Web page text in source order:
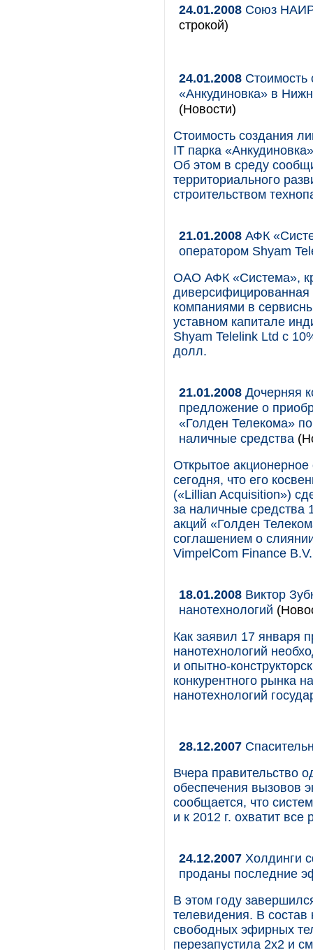
24.01.2008 Союз
строкой)
24.01.2008 Стоимость
«Анкудиновка» в
(Новости)
Стоимость создания
IT парка
Об этом в среду
территориального
строительством
21.01.2008 АФК
оператором Shyam
ОАО АФК «Система»,
компаниями в
уставном капитале
Shyam Telelink Ltd с
долл.
21.01.2008 Дочерняя
предложение о
«Голден Телекома»
наличные средства
Открытое
сегодня, что его
(«Lillian Acquisition»)
за наличные
акций «Голден
соглашением о
VimpelCom Finance
18.01.2008 Виктор
нанотехнологий
Как заявил 17 января
нанотехнологий
и опытно-
конкурентного рынка
нанотехнологий
28.12.2007
Вчера правительство
обеспечения вызовов
сообщается, что
и к 2012 г. охватит все
24.12.2007 Холдинги
проданы последние
В этом году
телевидения. В
свободных эфирных
перезапустила 2х2 и